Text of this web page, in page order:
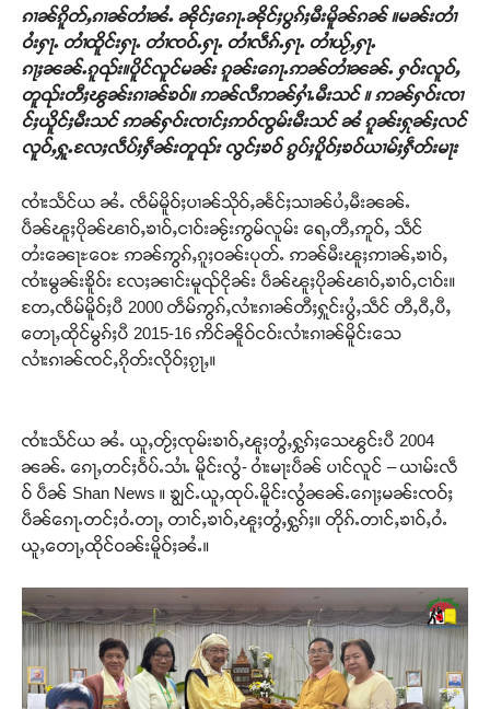
ၵၢၼ်ၵိူတ်ႇၵၢၼ်တၢႆၼႆႉ ၼိုင်ႈၵေႃႉၼိုင်ႈပွၵ်ႈမီးမိူၼ်ၵၼ် ။မၼ်းတၢႆ
ဝႆးႁႃႉ တၢႆထိူင်းႁႃႉ တၢႆၸဝ်ႉႁႃႉ တၢႆလဵၵ်ႉႁႃႉ တၢႆယႂ်ႇႁႃႉ
ၵႃႈၼၼ်ႉၵူၺ်း။ပိူင်လူင်မၼ်း ၵူၼ်းၵေႃႉဢၼ်တၢႆၼၼ်ႉ ႁဝ်းလူဝ်ႇ
တူၺ်းတီႈၽွၼ်းၵၢၼ်ၶဝ်။ ဢၼ်လီဢၼ်ႁၢႆႉမီးသင် ။ ဢၼ်ႁဝ်းၸၢ
င်ႈယိူင်ႈမီးသင် ဢၼ်ႁဝ်းၸၢင်ႈဢဝ်ၸွမ်းမီးသင် ၼႆ ၵူၼ်းႁုၼ်ႈလင်
လူဝ်ႇႁူႉလႄႈလဵပ်ႈႁဵၼ်းတူၺ်း လွင်ႈၶဝ် ၵွပ်ႈပိူဝ်ႈၶဝ်ယၢမ်ႈႁဵတ်းမႃး
ၸၢႆးသႅင်ယ ၼႆႉ ၸဵမ်မိူဝ်ႈပၢၼ်သိုဝ်ႇၼႅင်ႈသၢၼ်ပႆႇမီးၼၼ်ႉ
ပဵၼ်ၽူႈပိုၼ်ၽၢဝ်ႇၶၢဝ်ႇငၢဝ်းၼႂ်းဢွမ်လူမ်း ရေႇတီႇဢူဝ်ႇ သဵင်
တႆးၼေႃႊဝေႊ ဢၼ်ဢွၵ်ႇၵူႈဝၼ်းပုတ်ႉ ဢၼ်မီးၽူႈဢၢၼ်ႇၶၢဝ်ႇ
ၸၢႆးမွၼ်းၶိူဝ်း လႄႈၼၢင်းမူၺ်ငိုၼ်း ပဵၼ်ၽူႈပိုၼ်ၽၢဝ်ႇၶၢဝ်ႇငၢဝ်း။
တႄႇၸဵမ်မိူဝ်ႈပီ 2000 တဵမ်ဢွၵ်ႇလၢႆးၵၢၼ်တီႈႁူင်းပွႆႇသဵင် တီႇဝီႇပီႇ
တေႃႇထိုင်မွၵ်ႈပီ 2015-16 ဢိင်ၼိူဝ်ငဝ်းလၢႆးၵၢၼ်မိူင်းသေ
လၢႆးၵၢၼ်ၸင်ႇၵိုတ်းလိုဝ်ႈၵႂႃႇ။
ၸၢႆးသႅင်ယ ၼႆႉ ယူႇတႂ်ႈၸုမ်းၶၢဝ်ႇၽူႈတွႆႇႁွၵ်ႈသေၽွင်းပီ 2004
ၼၼ်ႉ ၵေႃႇတင်ႈဝႅပ်ႉသၢႆႉ မိူင်းလွႆ- ဝၢႆးမႃးပဵၼ် ပၢင်လူင် – ယၢမ်းလဵ
ဝ် ပဵၼ် Shan News ။ ၶျွင်ႉယူႇထုပ်ႉမိူင်းလွႆၼၼ်ႉၵေႃႈမၼ်းၸဝ်ႈ
ပဵၼ်ၵေႃႉတင်ႈဝႆႉတႃႇ တၢင်ႇၶၢဝ်ႇၽူႈတွႆႇႁွၵ်ႈ။ တိုၵ်ႉတၢင်ႇၶၢဝ်ႇဝႆႉ
ယူႇတေႃႇထိုင်ဝၼ်းမိူဝ်ႈၼႆႉ။